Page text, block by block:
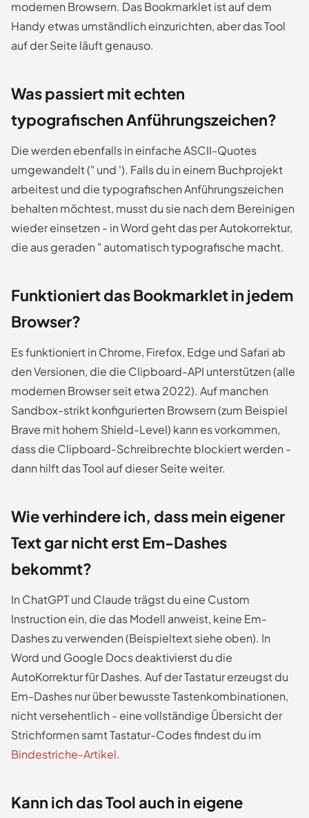
modernen Browsern. Das Bookmarklet ist auf dem
Handy etwas umständlich einzurichten, aber das Tool
auf der Seite läuft genauso.
Was passiert mit echten
typografischen Anführungszeichen?
Die werden ebenfalls in einfache ASCII-Quotes
umgewandelt (" und '). Falls du in einem Buchprojekt
arbeitest und die typografischen Anführungszeichen
behalten möchtest, musst du sie nach dem Bereinigen
wieder einsetzen - in Word geht das per Autokorrektur,
die aus geraden " automatisch typografische macht.
Funktioniert das Bookmarklet in jedem
Browser?
Es funktioniert in Chrome, Firefox, Edge und Safari ab
den Versionen, die die Clipboard-API unterstützen (alle
modernen Browser seit etwa 2022). Auf manchen
Sandbox-strikt konfigurierten Browsern (zum Beispiel
Brave mit hohem Shield-Level) kann es vorkommen,
dass die Clipboard-Schreibrechte blockiert werden -
dann hilft das Tool auf dieser Seite weiter.
Wie verhindere ich, dass mein eigener
Text gar nicht erst Em-Dashes
bekommt?
In ChatGPT und Claude trägst du eine Custom
Instruction ein, die das Modell anweist, keine Em-
Dashes zu verwenden (Beispieltext siehe oben). In
Word und Google Docs deaktivierst du die
AutoKorrektur für Dashes. Auf der Tastatur erzeugst du
Em-Dashes nur über bewusste Tastenkombinationen,
nicht versehentlich - eine vollständige Übersicht der
Strichformen samt Tastatur-Codes findest du im
Bindestriche-Artikel.
Kann ich das Tool auch in eigene